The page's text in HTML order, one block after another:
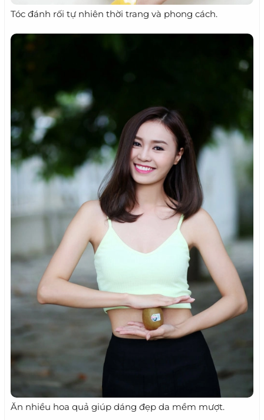
Tóc đánh rối tự nhiên thời trang và phong cách.
Ăn nhiều hoa quả giúp dáng đẹp da mềm mượt.